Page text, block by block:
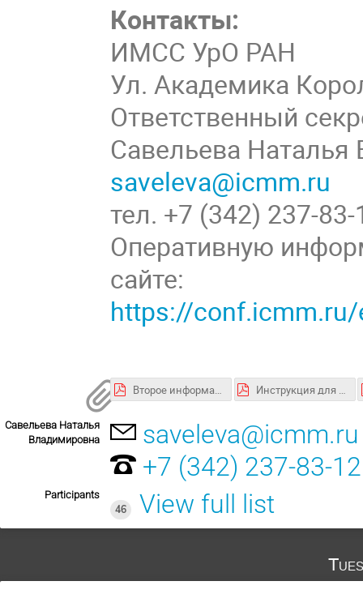
Контакты:
ИМСС УрО РАН
Ул. Академика
Ответственный
Савельева
saveleva@icmm.ru
тел. +7 (342) 237-83-
Оперативную
сайте:
https://conf.icmm.ru/
Второе информационное сообщение.pdf Инструкция для участия в конференции.pdf
Савельева Наталья
Владимировна
saveleva@icmm.ru
+7 (342) 237-83-12
Participants
46
View full list